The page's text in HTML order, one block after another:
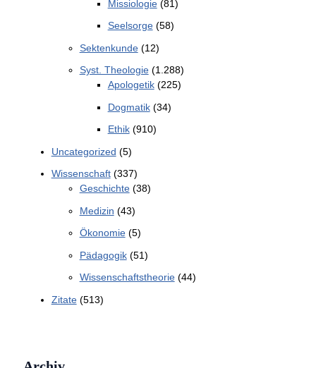
Missiologie(81)
Seelsorge(58)
Sektenkunde(12)
Syst. Theologie(1.288)
Apologetik(225)
Dogmatik(34)
Ethik(910)
Uncategorized (5)
Wissenschaft(337)
Geschichte(38)
Medizin (43)
Ökonomie(5)
Pädagogik(51)
Wissenschaftstheorie(44)
Zitate(513)